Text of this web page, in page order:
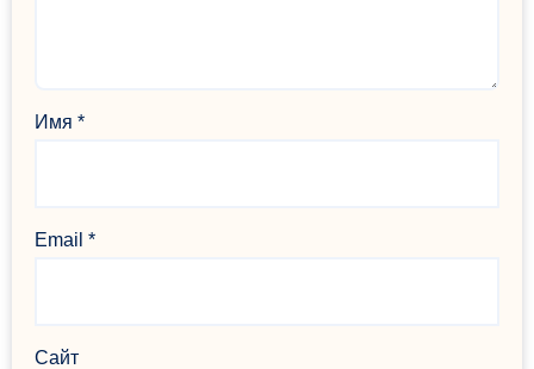
Имя*
Email*
Сайт